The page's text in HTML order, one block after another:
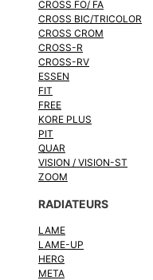
CROSS FO/ FA
CROSS BIC/TRICOLOR
CROSS CROM
CROSS-R
CROSS-RV
ESSEN
FIT
FREE
KORE PLUS
PIT
QUAR
VISION / VISION-ST
ZOOM
RADIATEURS
LAME
LAME-UP
HERG
META